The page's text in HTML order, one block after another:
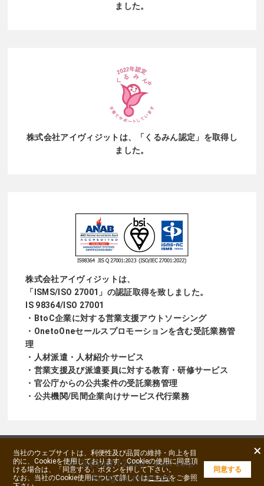
ました。
株式会社アイヴィジットは、
「くるみん認定」を取得し
ました。
株式会社アイヴィジットは、
「ISMS/ISO 27001」の認証取得を致しました。
IS 98364/ISO 27001
・BtoC企業に対する営業支援アウトソーシング
・OnetoOneセールスプロモーションを含む受託業務管
理
・人材派遣・人材紹介サービス
・営業支援及び派遣要員に対する教育・研修サービス
・官公庁からの公共案件の受託業務管理
・公共機関/民間企業向けサービス代行業務
© Copyright2026 I Visit corp.
All rights reserved.
×
当社のウェブサイトは、利便性及び品質の維持・向上を目
的に、Cookieを使用しております。Cookieの使用に同意頂
ける場合は、「同意する」ボタンを押して下さい。
なお、当社のCookie使用について詳しくはこちらをご参照
同意する